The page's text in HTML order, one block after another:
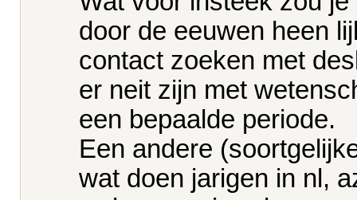
door de eeuwen heen
contact zoeken met
er neit zijn met
een bepaalde periode.
Een andere
wat doen jarigen in nl,